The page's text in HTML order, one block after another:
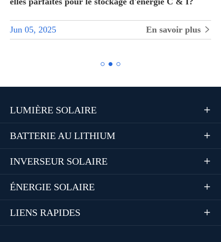
Jun 05, 2025 En savoir plus 
LUMIÈRE SOLAIRE 
BATTERIE AU LITHIUM 
INVERSEUR SOLAIRE 
ÉNERGIE SOLAIRE 
LIENS RAPIDES 